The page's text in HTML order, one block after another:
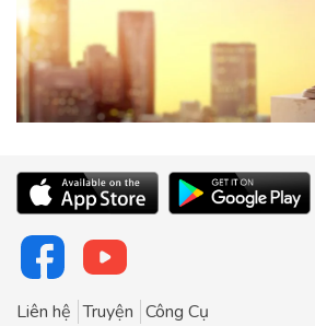
Liên hệ Truyện Công Cụ